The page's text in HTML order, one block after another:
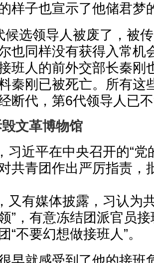
样子也宣示了他储君梦
候选领导人被废了，被
也同样没有获得入常机
班人的前外交部长秦刚
秦刚已被死亡。所有这
断代，第6代领导人已
文革博物馆
习近平在中央召开的“党
共青团作出严厉指责，
又有媒体披露，习认为
”，有意冻结团派官员
“不要幻想做接班人”。